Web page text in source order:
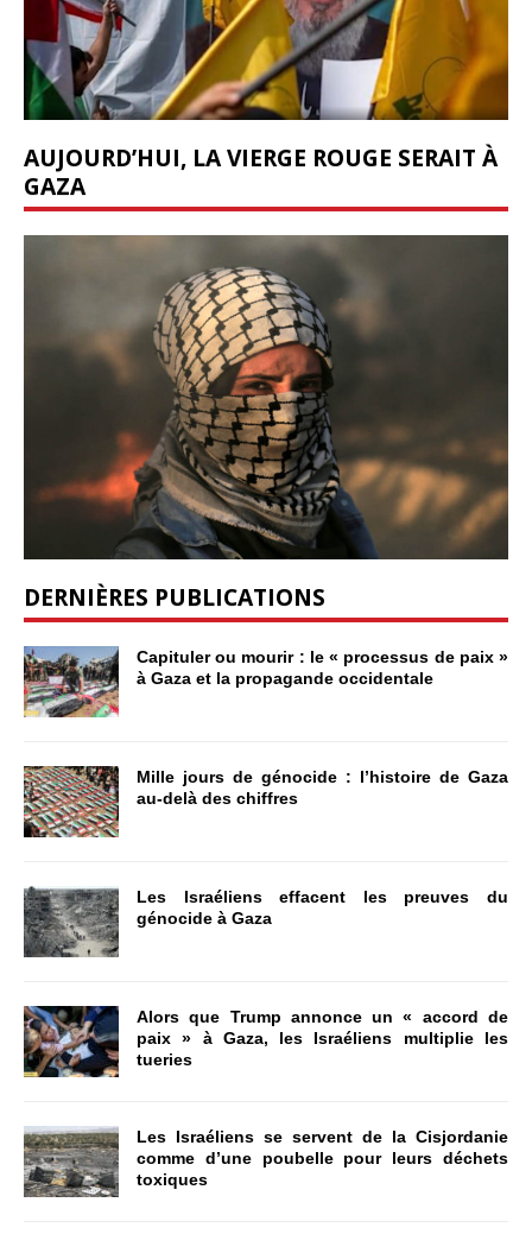
AUJOURD’HUI, LA VIERGE ROUGE SERAIT À
GAZA
DERNIÈRES PUBLICATIONS
Capituler ou mourir : le « processus de paix »
à Gaza et la propagande occidentale
Mille jours de génocide : l’histoire de Gaza
au-delà des chiffres
Les Israéliens effacent les preuves du
génocide à Gaza
Alors que Trump annonce un « accord de
paix » à Gaza, les Israéliens multiplie les
tueries
Les Israéliens se servent de la Cisjordanie
comme d’une poubelle pour leurs déchets
toxiques